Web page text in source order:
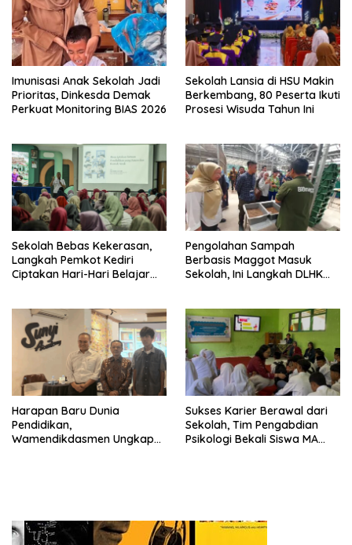
Imunisasi Anak Sekolah Jadi
Prioritas, Dinkesda Demak
Perkuat Monitoring BIAS 2026
Sekolah Lansia di HSU Makin
Berkembang, 80 Peserta Ikuti
Prosesi Wisuda Tahun Ini
Sekolah Bebas Kekerasan,
Langkah Pemkot Kediri
Ciptakan Hari-Hari Belajar
Pengolahan Sampah
Berbasis Maggot Masuk
Sekolah, Ini Langkah DLHK
Harapan Baru Dunia
Pendidikan,
Wamendikdasmen Ungkap
Sukses Karier Berawal dari
Sekolah, Tim Pengabdian
Psikologi Bekali Siswa MA